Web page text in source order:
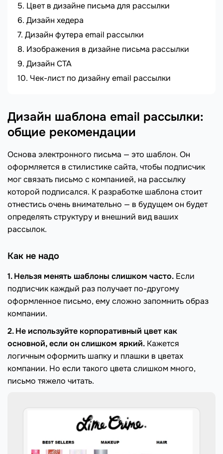
Цвет в дизайне письма для рассылки
Дизайн хедера
Дизайн футера email рассылки
Изображения в дизайне письма рассылки
Дизайн CTA
Чек-лист по дизайну email рассылки
Дизайн шаблона email рассылки:
общие рекомендации
Основа электронного письма — это шаблон. Он
оформляется в стилистике сайта, чтобы подписчик
мог связать письмо с компанией, на рассылку
которой подписался. К разработке шаблона стоит
отнестись очень внимательно — в будущем он будет
определять структуру и внешний вид ваших
рассылок.
Как не надо
1. Нельзя менять шаблоны слишком часто. Если
подписчик каждый раз получает по-другому
оформленное письмо, ему сложно запомнить образ
компании.
2. Не используйте корпоративный цвет как
основной, если он слишком яркий. Кажется
логичным оформить шапку и плашки в цветах
компании. Но если такого цвета слишком много,
письмо тяжело читать.